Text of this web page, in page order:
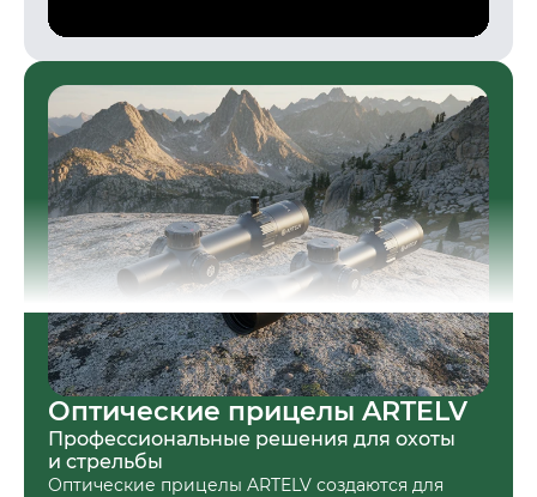
Оптические прицелы ARTELV
Профессиональные решения для охоты
и стрельбы
Оптические прицелы ARTELV создаются для
Читать далее